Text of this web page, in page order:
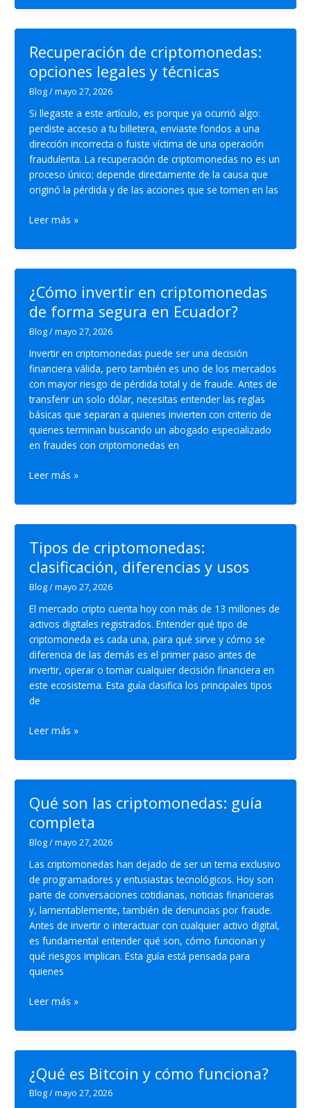
blockchain
activos
digitales?
Recuperación de criptomonedas:
opciones legales y técnicas
Blog/mayo 27, 2026
Si llegaste a este artículo, es porque ya ocurrió algo:
perdiste acceso a tu billetera, enviaste fondos a una
dirección incorrecta o fuiste víctima de una operación
fraudulenta. La recuperación de criptomonedas no es un
proceso único; depende directamente de la causa que
originó la pérdida y de las acciones que se tomen en las
Recuperación
criptomonedas:
y
técnicas
Leer más »
¿Cómo invertir en criptomonedas
de forma segura en Ecuador?
Blog/mayo 27, 2026
Invertir en criptomonedas puede ser una decisión
financiera válida, pero también es uno de los mercados
con mayor riesgo de pérdida total y de fraude. Antes de
transferir un solo dólar, necesitas entender las reglas
básicas que separan a quienes invierten con criterio de
quienes terminan buscando un abogado especializado
en fraudes con criptomonedas en
¿Cómo
en
forma
segura
en
Ecuador?
Leer más »
Tipos de criptomonedas:
clasificación, diferencias y usos
Blog/mayo 27, 2026
El mercado cripto cuenta hoy con más de 13 millones de
activos digitales registrados. Entender qué tipo de
criptomoneda es cada una, para qué sirve y cómo se
diferencia de las demás es el primer paso antes de
invertir, operar o tomar cualquier decisión financiera en
este ecosistema. Esta guía clasifica los principales tipos
de
Tipos
criptomonedas:
y
usos
Leer más »
Qué son las criptomonedas: guía
completa
Blog/mayo 27, 2026
Las criptomonedas han dejado de ser un tema exclusivo
de programadores y entusiastas tecnológicos. Hoy son
parte de conversaciones cotidianas, noticias financieras
y, lamentablemente, también de denuncias por fraude.
Antes de invertir o interactuar con cualquier activo digital,
es fundamental entender qué son, cómo funcionan y
qué riesgos implican. Esta guía está pensada para
quienes
Qué
las
completa
Leer más »
¿Qué es Bitcoin y cómo funciona?
Blog/mayo 27, 2026